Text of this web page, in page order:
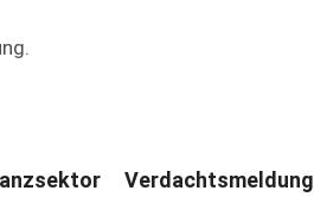
Verdachtsmeldung